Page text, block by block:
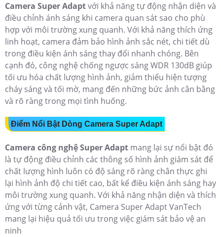
Camera Super Adaptvới khả năng tự động nhận diện và
điều chỉnh ánh sáng khi camera quan sát sao cho phù
hợp với môi trường xung quanh. Với khả năng thích ứng
linh hoạt, camera đảm bảo hình ảnh sắc nét, chi tiết dù
trong điều kiện ánh sáng thay đổi nhanh chóng. Bên
cạnh đó, công nghệ chống ngược sáng WDR 130dB giúp
tối ưu hóa chất lượng hình ảnh, giảm thiểu hiện tượng
cháy sáng và tối mờ, mang đến những bức ảnh cân bằng
và rõ ràng trong mọi tình huống.
Điểm Nổi Bật Dòng Camera Super Adapt
Camera công nghệ Super Adapt mang lại sự nổi bật đó
là tự động điều chỉnh các thông số hình ảnh giám sát để
chất lượng hình luôn có độ sáng rõ ràng chân thực ghi
lại hình ảnh độ chi tiết cao, bất kể điều kiện ánh sáng hay
môi trường xung quanh. Với khả năng nhận diện và thích
ứng với từng cảnh vật, Camera Super Adapt VanTech
mang lại hiệu quả tối ưu trong việc giám sát bảo vệ an
ninh